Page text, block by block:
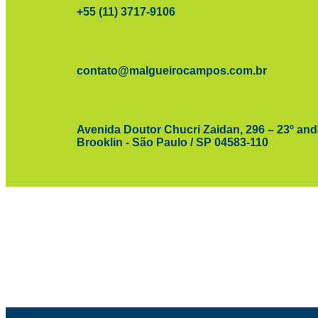
+55 (11) 3717-9106
contato@malgueirocampos.com.br
Avenida Doutor Chucri Zaidan, 296 – 23º
Brooklin - São Paulo / SP 04583-110